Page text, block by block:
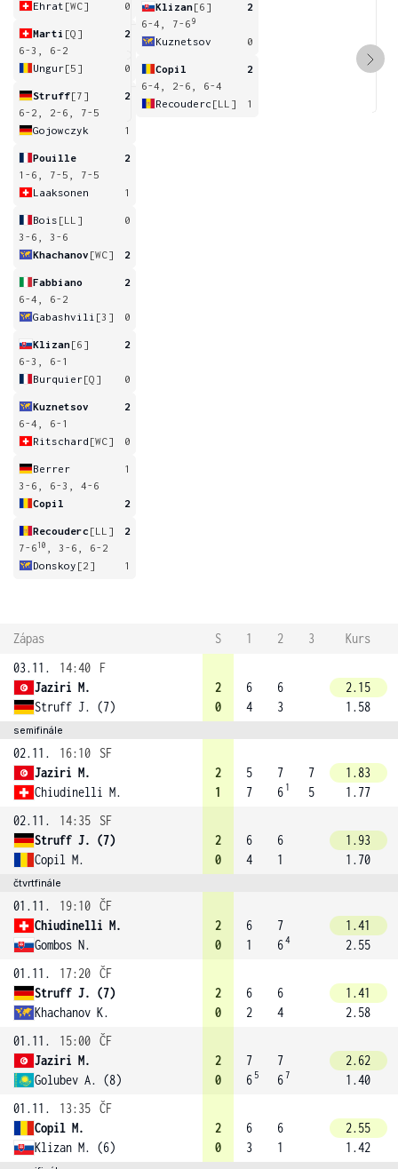
Ehrat [WC] 0
Marti [Q]
2
6-3, 6-2
Ungur[5] 0
Struff[7]
2
6-2, 2-6, 7-5
Gojowczyk
1
Pouille
2
1-6, 7-5, 7-5
Laaksonen
1
Bois [LL]
0
3-6, 3-6
Khachanov [WC] 2
Fabbiano
2
6-4, 6-2
Gabashvili [3] 0
Klizan[6]
2
6-3, 6-1
Burquier[Q] 0
Kuznetsov
2
6-4, 6-1
Ritschard [WC] 0
Berrer
1
3-6, 6-3, 4-6
Copil
2
Recouderc [LL]
2
7-6 10
, 3-6, 6-2
Donskoy [2] 1
Klizan[6]
2
6-4, 7-6 9
Kuznetsov 0
Copil
2
6-4, 2-6, 6-4
Recouderc [LL] 1
Zápas S 1 2 3
Kurs
03.11.
14:40
F
Jaziri M.
Struff J. (7)
2
0
6
4
6
3
2.15
1.58
semifinále
02.11. 16:10
SF
Jaziri M.
Chiudinelli M.
2
1
5
7
7
6 1
7
5
1.83
1.77
02.11.
14:35
SF
Struff J. (7)
Copil M.
2
0
6
4
6
1
1.93
1.70
čtvrtfinále
01.11. 19:10 ČF
Chiudinelli M.
Gombos N.
2
0
6
1
7
64
1.41
2.55
01.11.
17:20 ČF
Struff J. (7)
Khachanov K.
2
0
6
2
6
4
1.41
2.58
01.11.
15:00 ČF
Jaziri M.
Golubev A. (8)
2
0
7
6 5
7
67
2.62
1.40
01.11.
13:35 ČF
Copil M.
Klizan M. (6)
2
0
6
3
6
1
2.55
1.42